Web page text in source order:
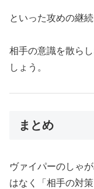
といった攻めの継続
相手の意識を散ら
しょう。
まとめ
ヴァイパーのしゃ
はなく「相手の対